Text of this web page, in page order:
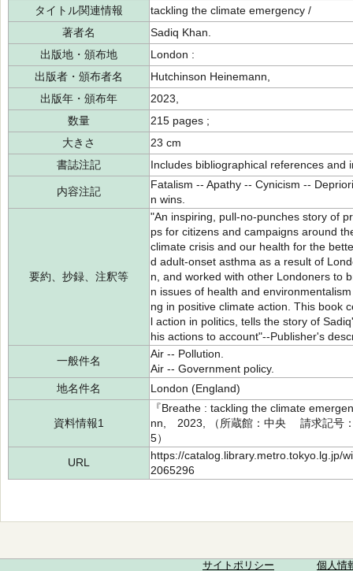
タイトル関連情報
tackling the climate emergency /
著者名
Sadiq Khan.
出版地・頒布地
London :
出版者・頒布者名
Hutchinson Heinemann,
出版年・頒布年
2023,
数量
215 pages ;
大きさ
23 cm
書誌注記
Includes bibliographical references and
内容注記
Fatalism -- Apathy -- Cynicism --
n wins.
要約、抄録、注釈等
"An inspiring, pull-no-punches story of
ps for citizens and campaigns around
climate crisis and our health for the
d adult-onset asthma as a result of
n, and worked with other Londoners to
n issues of health and
ng in positive climate action. This book
l action in politics, tells the story of
his actions to account"--Publisher's
一般件名
Air -- Pollution.
Air -- Government policy.
地名件名
London (England)
資料情報1
『Breathe : tackling the climate
nn, 2023, （所蔵館：中央 請求記号
5）
URL
https://catalog.library.metro.tokyo.lg.jp/
2065296
サイトポリシー 個人情